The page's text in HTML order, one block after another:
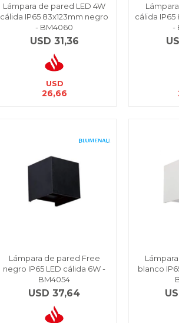
Lámpara de pared LED 4W
cálida IP65 83x123mm negro
- BM4060
USD 31,36
USD
26,66
cálida IP65
-
Lámpara de pared Free
negro IP65 LED cálida 6W -
BM4054
USD 37,64
blanco